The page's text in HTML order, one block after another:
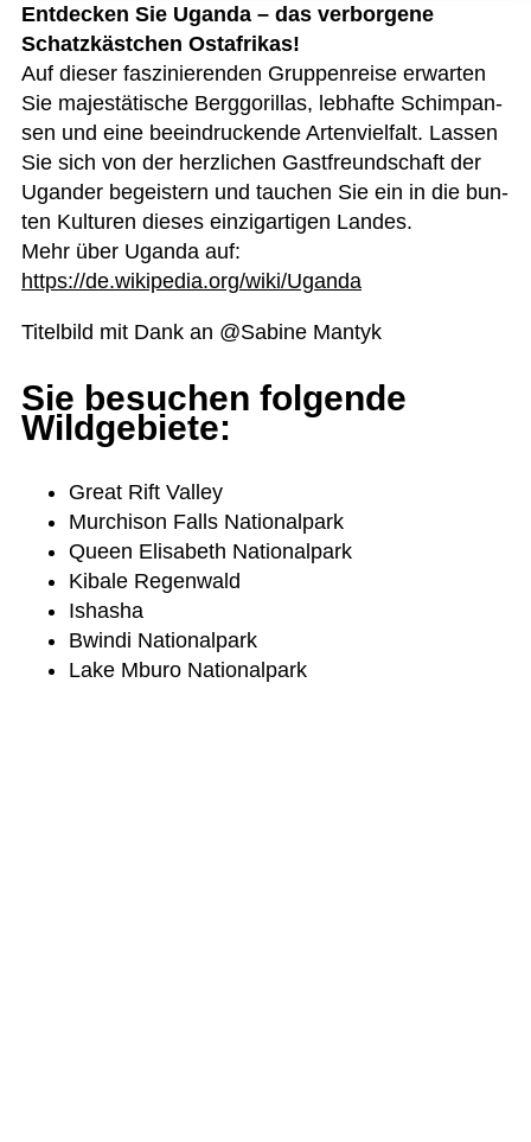
Ent­de­cken Sie Uganda – das ver­bor­gene
Schatz­käst­chen Ost­afri­kas!
Auf die­ser fas­zi­nie­ren­den Grup­pen­reise erwar­ten
Sie majes­tä­ti­sche Berg­go­ril­las, leb­hafte Schim­pan­
sen und eine beein­dru­ckende Arten­viel­falt. Las­sen
Sie sich von der herz­li­chen Gast­freund­schaft der
Ugan­der begeis­tern und tau­chen Sie ein in die bun­
ten Kul­tu­ren die­ses ein­zig­ar­ti­gen Lan­des.
Mehr über Uganda auf:
https://de.wikipedia.org/wiki/Uganda
Titel­bild mit Dank an @Sabine Mantyk
Sie besuchen folgende
Wildgebiete:
Great Rift Valley
Murch­ison Falls Nationalpark
Queen Eli­sa­beth Nationalpark
Kibale Regen­wald
Isha­sha
Bwindi Natio­nal­park
Lake Mburo Nationalpark